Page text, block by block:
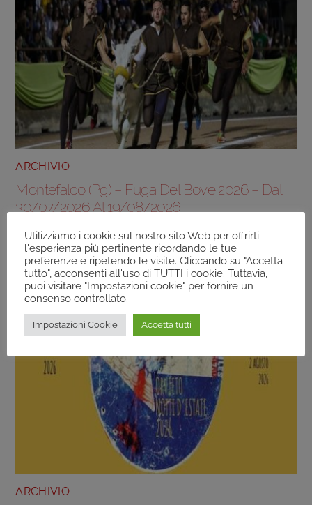
ARCHIVIO
Montefalco (Pg) – Fuga Del Bove 2026 – Dal
30/07/2026 Al 19/08/2026
ARCHIVIO
Utilizziamo i cookie sul nostro sito Web per offrirti
l'esperienza più pertinente ricordando le tue
preferenze e ripetendo le visite. Cliccando su "Accetta
tutto", acconsenti all'uso di TUTTI i cookie. Tuttavia,
puoi visitare "Impostazioni cookie" per fornire un
consenso controllato.
Impostazioni Cookie Accetta tutti